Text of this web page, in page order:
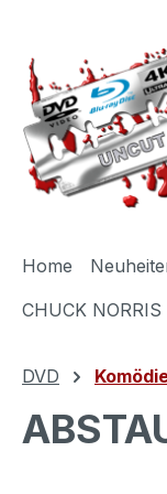
Home
CHUCK NORRIS
DVD